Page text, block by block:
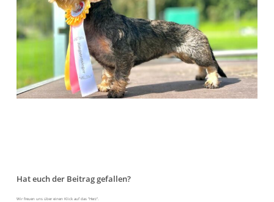
Hat euch der Beitrag gefallen?
Wir freuen uns über einen Klick auf das "Herz".